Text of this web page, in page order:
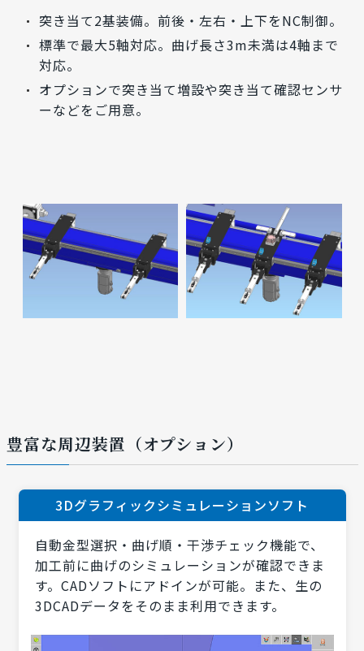
突き当て2基装備。前後・左右・上下をNC制御。
標準で最大5軸対応。曲げ長さ3m未満は4軸まで
対応。
オプションで突き当て増設や突き当て確認センサ
ーなどをご用意。
豊富な周辺装置（オプション）
3Dグラフィックシミュレーションソフト
自動金型選択・曲げ順・干渉チェック機能で、
加工前に曲げのシミュレーションが確認できま
す。CADソフトにアドインが可能。また、生の
3DCADデータをそのまま利用できます。